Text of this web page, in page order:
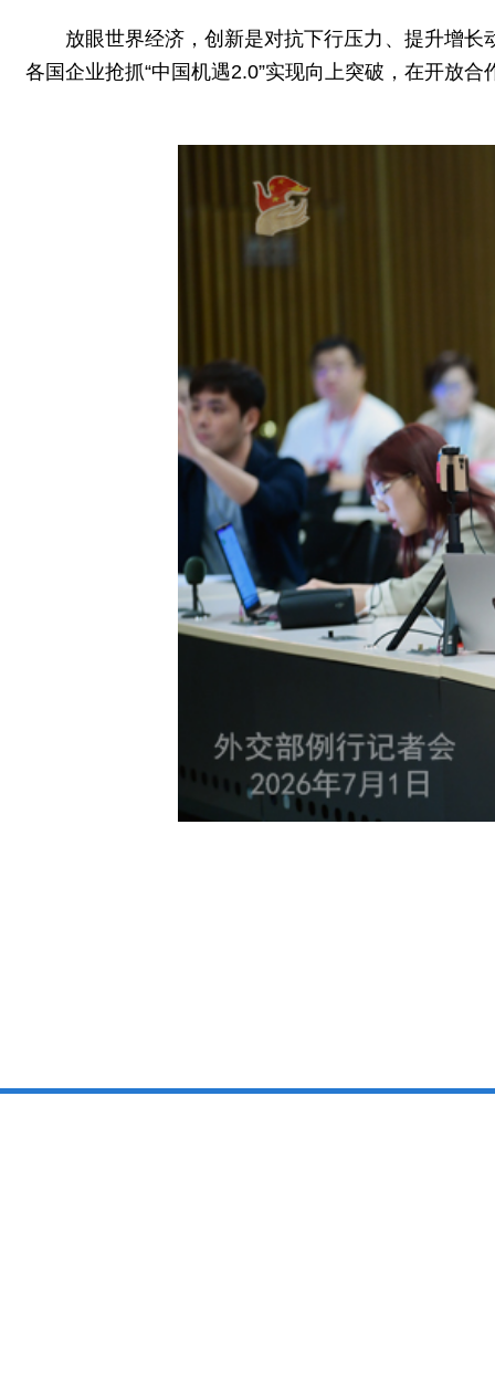
放眼世界经济，创新是对抗下行压力、提升增
各国企业抢抓“中国机遇2.0”实现向上突破，在开放